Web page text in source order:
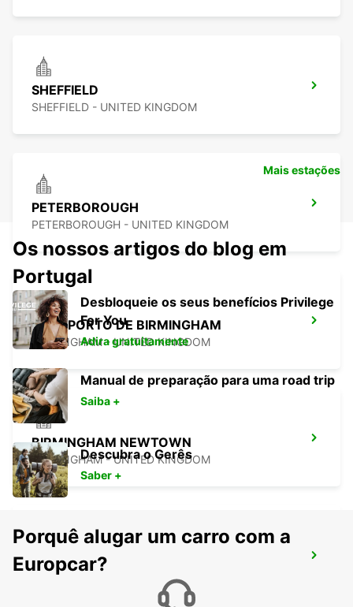
SHEFFIELD
SHEFFIELD - UNITED KINGDOM
PETERBOROUGH
PETERBOROUGH - UNITED KINGDOM
AEROPORTO DE BIRMINGHAM
BIRMINGHAM - UNITED KINGDOM
BIRMINGHAM NEWTOWN
BIRMINGHAM - UNITED KINGDOM
WOLVERHAMPTON
WOLVERHAMPTON - UNITED KINGDOM
Mais estações
Os nossos artigos do blog em
Portugal
Desbloqueie os seus benefícios Privilege
For You
Adira gratuitamente
Manual de preparação para uma road trip
Saiba +
Descubra o Gerês
Saber +
Porquê alugar um carro com a
Europcar?